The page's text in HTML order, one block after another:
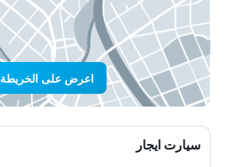
اعرض على الخريطة
سيارت ايجار